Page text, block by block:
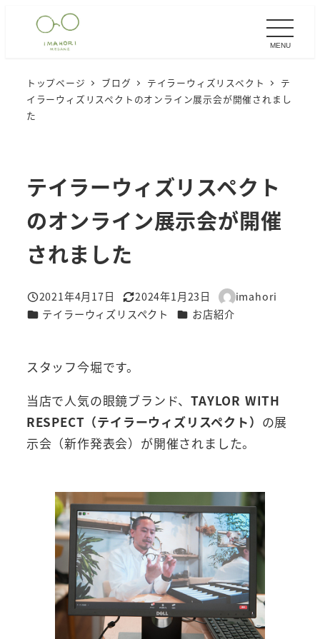
MENU
トップページ ブログ テイラーウィズリスペクト
テ
イラーウィズリスペクトのオンライン展示会が開催されまし
た
テイラーウィズリスペクト
のオンライン展示会が開催
されました
投稿日
2021年4月17日
更新日
2024年1月23日
著
者
imahori
カテゴリー
テイラーウィズリスペクト カテゴリー
お店紹介
スタッフ今堀です。
当店で人気の眼鏡ブランド、TAYLOR WITH
RESPECT（テイラーウィズリスペクト） の展
示会（新作発表会）が開催されました。